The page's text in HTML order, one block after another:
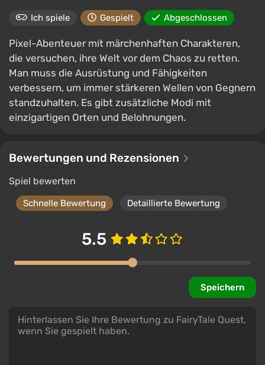
Ich spiele Gespielt Abgeschlossen
Pixel-Abenteuer mit märchenhaften Charakteren,
die versuchen, ihre Welt vor dem Chaos zu retten.
Man muss die Ausrüstung und Fähigkeiten
verbessern, um immer stärkeren Wellen von Gegnern
standzuhalten. Es gibt zusätzliche Modi mit
einzigartigen Orten und Belohnungen.
Bewertungen und Rezensionen
Spiel bewerten
Schnelle Bewertung Detaillierte Bewertung
5.5
Speichern